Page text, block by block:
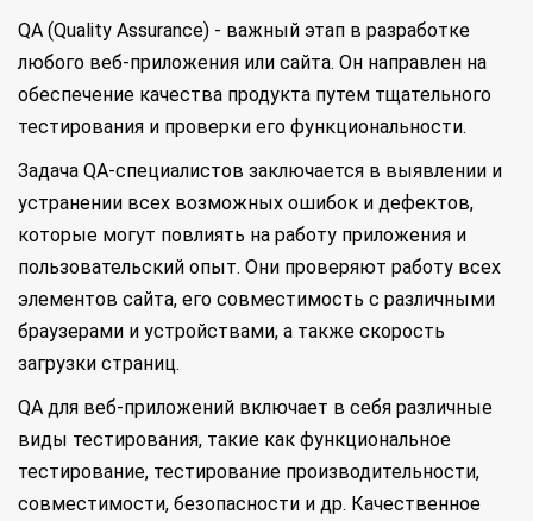
QA (Quality Assurance) - важный этап в разработке
любого веб-приложения или сайта. Он направлен на
обеспечение качества продукта путем тщательного
тестирования и проверки его функциональности.
Задача QA-специалистов заключается в выявлении и
устранении всех возможных ошибок и дефектов,
которые могут повлиять на работу приложения и
пользовательский опыт. Они проверяют работу всех
элементов сайта, его совместимость с различными
браузерами и устройствами, а также скорость
загрузки страниц.
QA для веб-приложений включает в себя различные
виды тестирования, такие как функциональное
тестирование, тестирование производительности,
совместимости, безопасности и др. Качественное